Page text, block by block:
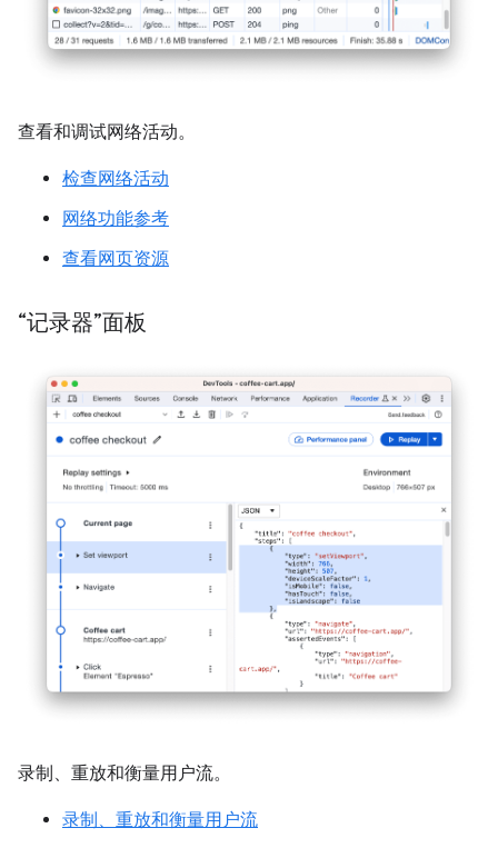
查看和调试网络活动。
检查网络活动
网络功能参考
查看网页资源
“记录器”面板
录制、重放和衡量用户流。
录制、重放和衡量用户流